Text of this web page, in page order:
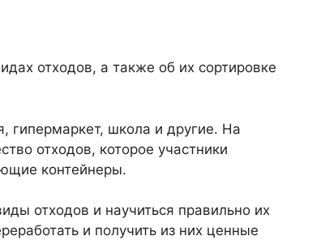
отходов, а также об их сортировке
гипермаркет, школа и другие. На
отходов, которое участники
контейнеры.
отходов и научиться правильно их
и получить из них ценные